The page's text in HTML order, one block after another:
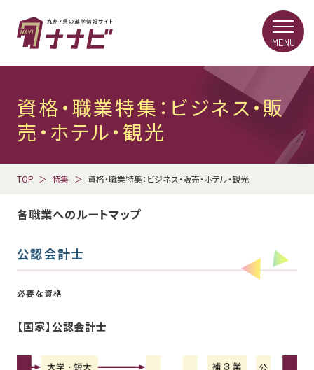
資格・職業特集：ビジネス・販
売・ホテル・観光
TOP 特集 資格・職業特集：ビジネス・販売・ホテル・観光
各職業へのルートマップ
公認会計士
必要な資格
【国家】公認会計士
MENU